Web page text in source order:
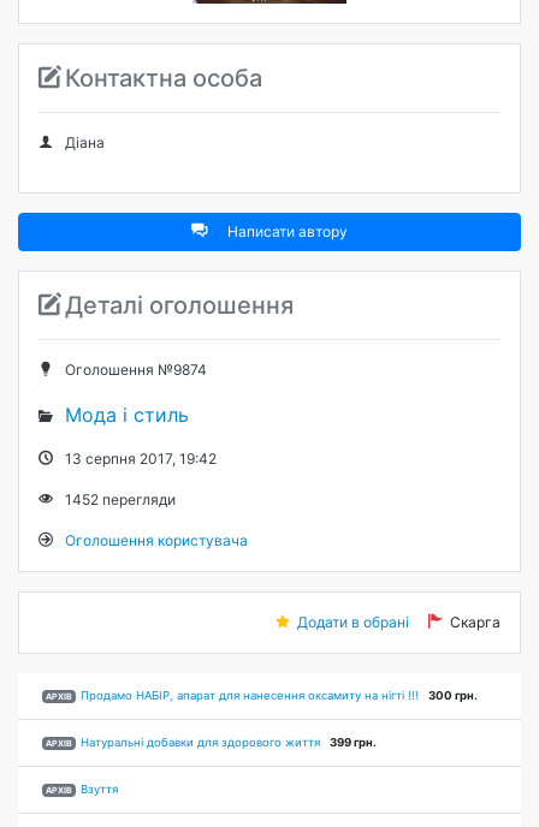
Контактна особа
Діана
Написати автору
Деталі оголошення
Оголошення №9874
Мода і стиль
13 серпня 2017, 19:42
1452 перегляди
Оголошення користувача
Скарга
Додати в обрані
АРХІВ Продамо НАБІР, апарат для нанесення оксамиту на нігті !!! 300 грн.
АРХІВ Натуральні добавки для здорового життя 399 грн.
АРХІВ Взуття